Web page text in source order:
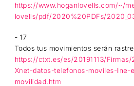
https://www.hoganlovells.com/~/
lovells/pdf/2020%20PDFs/
- 17
Todos tus movimientos serán
https://ctxt.es/es/20191113/
Xnet-datos-telefonos-moviles-Ine-
movilidad.htm